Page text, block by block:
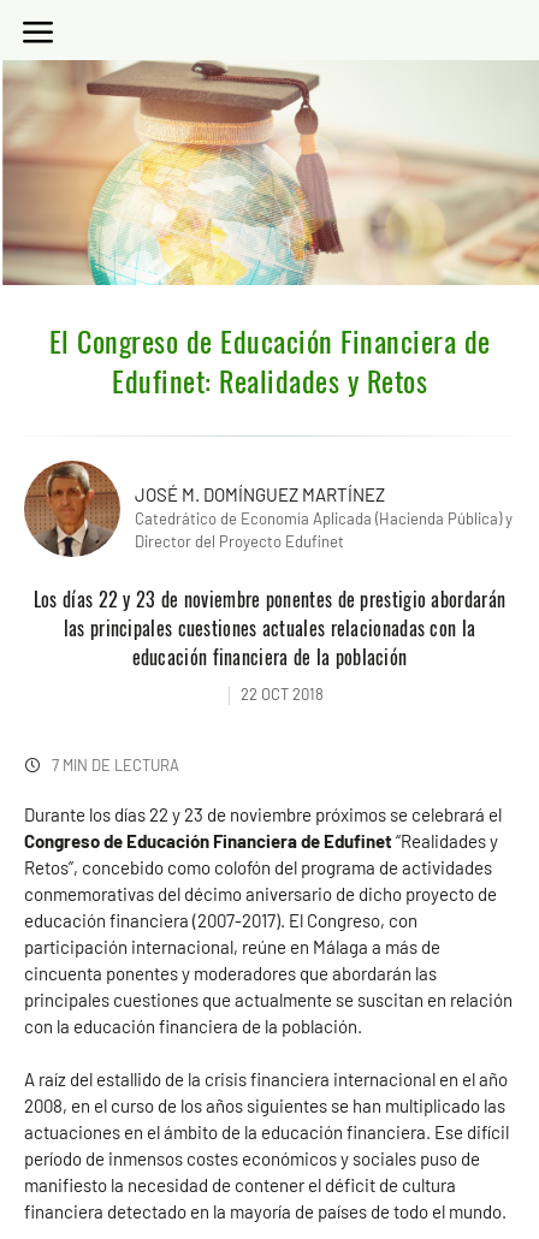
El Congreso de Educación Financiera de
Edufinet: Realidades y Retos
JOSÉ M. DOMÍNGUEZ MARTÍNEZ
Catedrático de Economía Aplicada (Hacienda Pública) y
Director del Proyecto Edufinet
Los días 22 y 23 de noviembre ponentes de prestigio abordarán
las principales cuestiones actuales relacionadas con la
educación financiera de la población
22 OCT 2018
7 MIN DE LECTURA
Durante los días 22 y 23 de noviembre próximos se celebrará el
Congreso de Educación Financiera de Edufinet“Realidades y
Retos”, concebido como colofón del programa de actividades
conmemorativas del décimo aniversario de dicho proyecto de
educación financiera (2007-2017). El Congreso, con
participación internacional, reúne en Málaga a más de
cincuenta ponentes y moderadores que abordarán las
principales cuestiones que actualmente se suscitan en relación
con la educación financiera de la población.
A raíz del estallido de la crisis financiera internacional en el año
2008, en el curso de los años siguientes se han multiplicado las
actuaciones en el ámbito de la educación financiera. Ese difícil
período de inmensos costes económicos y sociales puso de
manifiesto la necesidad de contener el déficit de cultura
financiera detectado en la mayoría de países de todo el mundo.